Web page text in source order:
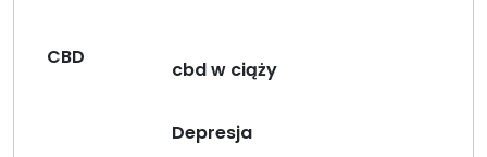
CBD
cbd w ciąży
Depresja